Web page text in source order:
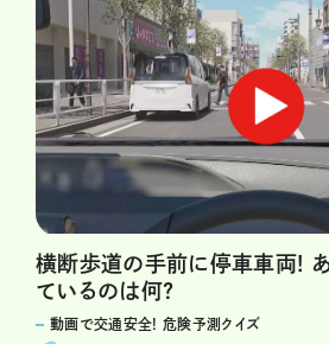
横断歩道の手前に停車車両!
ているのは何?
動画で交通安全! 危険予測クイズ